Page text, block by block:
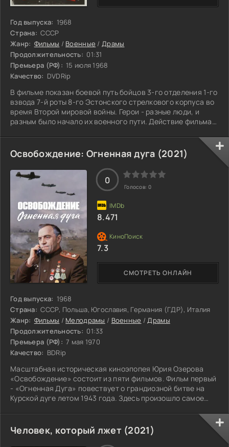
Год выпуска: 1968
Страна: СССР
Жанр: Фильмы / Военные /Драмы
Продолжительность: 01:31
Премьера (РФ): 15 июля 1968
Качество: DVDRip
В фильме показан боевой путь бойцов 3-го отделения 1-го
взвода 7-й роты 8-го Эстонского стрелкового корпуса во
время Второй мировой войны. Герои - разные люди, и
разным было начало их военного пути. Действие фильма
1942 — января 1943 года до Боя у Техумарди 8 октября
1944 года, явившегося завершением первого этапа
Моонзундской десантной операции.
Освобождение: Огненная дуга (2021)
Год выпуска: 1968
Страна: СССР, Польша, Югославия, Германия (ГДР), Италия
Жанр: Фильмы / Мелодрамы / Военные /Драмы
Продолжительность: 01:33
Премьера (РФ): 7 мая 1970
Качество: BDRip
Масштабная историческая киноэпопея Юрия Озерова
«Освобождение» состоит из пяти фильмов. Фильм первый
- «Огненная Дуга» повествует о грандиозной битве на
Курской дуге летом 1943 года. Здесь произошло самое
сражение. Наряду с личными судьбами героев в фильме
показаны батальные сцены, деятельность штабов и
разведок, тех, кто трудился на фронте и в тылу.
СМОТРЕТЬ ОНЛАЙН
0
Голосов: 0
8.471
7.3
Человек, который лжет (2021)